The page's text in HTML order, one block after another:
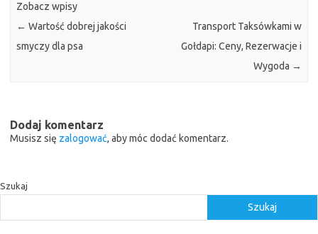
Zobacz wpisy
← Wartość dobrej jakości
smyczy dla psa
Transport Taksówkami w
Gołdapi: Ceny, Rezerwacje i
Wygoda →
Dodaj komentarz
Musisz się zalogować, aby móc dodać komentarz.
Szukaj
Szukaj